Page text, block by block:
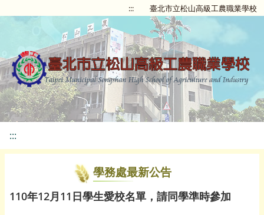
::: 臺北市立松山高級工農職業學校
:::
學務處最新公告
110年12月11日學生愛校名單，請同學準時參加